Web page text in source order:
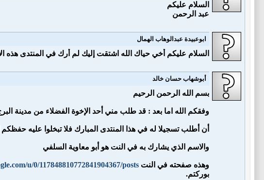
السلام عليكم
عبد الرحمن
ابوعبيدة عبدالوهاب الهمال
السلام عليكم أخي حياك الله اشتقت إليك لم أرك في المنتدى هذه
أبوشهاب حسان خالد
بسم الله الرحمن الرحيم
وفقكم الله اما بعد : قد طلب مني أحد الإخوة الفضلاء من مدينة
أن أطلب تسجيلا له في هذا المنتدى المبارك فلا تبخلوا عليه
والاسم الذي يشارك به في النت هو أبو معاوية السلفي
وهذه صفحته في النت u/0/117848810772841904367/posts
بوركتم.